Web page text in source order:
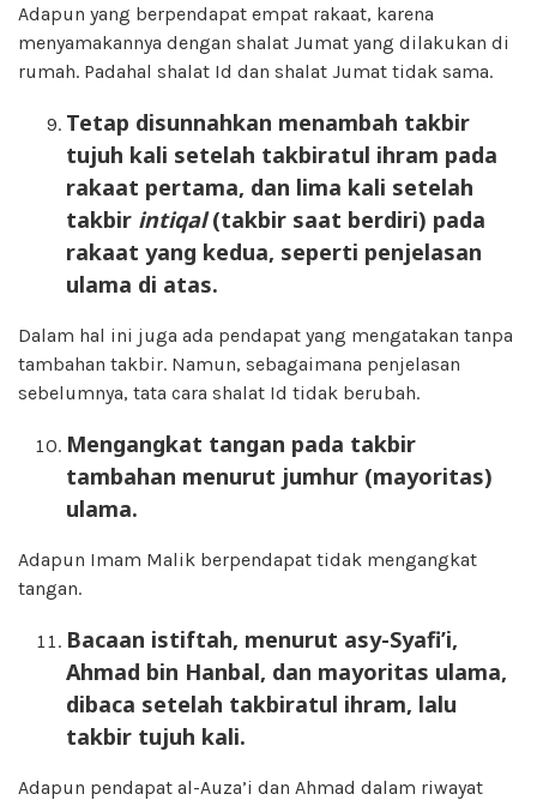
Adapun yang berpendapat empat rakaat, karena
menyamakannya dengan shalat Jumat yang dilakukan di
rumah. Padahal shalat Id dan shalat Jumat tidak sama.
Tetap disunnahkan menambah takbir
tujuh kali setelah takbiratul ihram pada
rakaat pertama, dan lima kali setelah
takbir intiqal(takbir saat berdiri) pada
rakaat yang kedua, seperti penjelasan
ulama di atas.
Dalam hal ini juga ada pendapat yang mengatakan tanpa
tambahan takbir. Namun, sebagaimana penjelasan
sebelumnya, tata cara shalat Id tidak berubah.
Mengangkat tangan pada takbir
tambahan menurut jumhur (mayoritas)
ulama.
Adapun Imam Malik berpendapat tidak mengangkat
tangan.
Bacaan istiftah, menurut asy-Syafi’i,
Ahmad bin Hanbal, dan mayoritas ulama,
dibaca setelah takbiratul ihram, lalu
takbir tujuh kali.
Adapun pendapat al-Auza’i dan Ahmad dalam riwayat